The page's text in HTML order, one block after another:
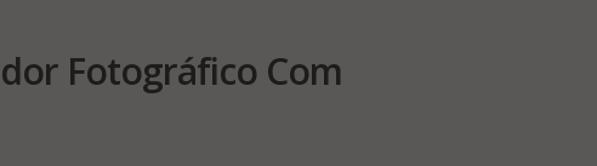
Fotográfico Com